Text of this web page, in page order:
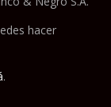
hacer
.